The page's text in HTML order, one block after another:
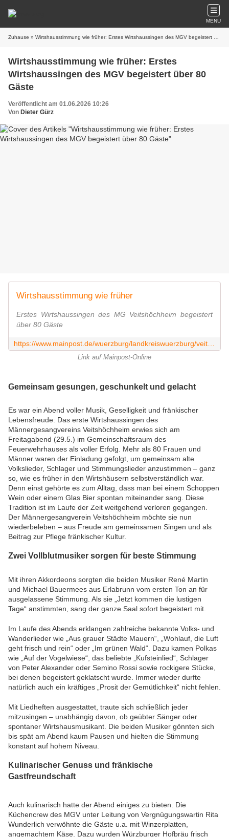
MENU
Zuhause » Wirtshausstimmung wie früher: Erstes Wirtshaussingen des MGV begeistert über 80 Gäste
Wirtshausstimmung wie früher: Erstes
Wirtshaussingen des MGV begeistert über 80
Gäste
Veröffentlicht am 01.06.2026 10:26
Von Dieter Gürz
Wirtshausstimmung wie früher
Erstes Wirtshaussingen des MG Veitshöchheim begeistert
über 80 Gäste
Link auf Mainpost-Online
Gemeinsam gesungen, geschunkelt und gelacht
Es war ein Abend voller Musik, Geselligkeit und fränkischer
Lebensfreude: Das erste Wirtshaussingen des
Männergesangvereins Veitshöchheim erwies sich am
Freitagabend (29.5.) im Gemeinschaftsraum des
Feuerwehrhauses als voller Erfolg. Mehr als 80 Frauen und
Männer waren der Einladung gefolgt, um gemeinsam alte
Volkslieder, Schlager und Stimmungslieder anzustimmen – ganz
so, wie es früher in den Wirtshäusern selbstverständlich war.
Denn einst gehörte es zum Alltag, dass man bei einem Schoppen
Wein oder einem Glas Bier spontan miteinander sang. Diese
Tradition ist im Laufe der Zeit weitgehend verloren gegangen.
Der Männergesangverein Veitshöchheim möchte sie nun
wiederbeleben – aus Freude am gemeinsamen Singen und als
Beitrag zur Pflege fränkischer Kultur.
Zwei Vollblutmusiker sorgen für beste Stimmung
Mit ihren Akkordeons sorgten die beiden Musiker René Martin
und Michael Bauermees aus Erlabrunn vom ersten Ton an für
ausgelassene Stimmung. Als sie „Jetzt kommen die lustigen
Tage“ anstimmten, sang der ganze Saal sofort begeistert mit.
Im Laufe des Abends erklangen zahlreiche bekannte Volks- und
Wanderlieder wie „Aus grauer Städte Mauern“, „Wohlauf, die Luft
geht frisch und rein“ oder „Im grünen Wald“. Dazu kamen Polkas
wie „Auf der Vogelwiese“, das beliebte „Kufsteinlied“, Schlager
von Peter Alexander oder Semino Rossi sowie rockigere Stücke,
bei denen begeistert geklatscht wurde. Immer wieder durfte
natürlich auch ein kräftiges „Prosit der Gemütlichkeit“ nicht fehlen.
Mit Liedheften ausgestattet, traute sich schließlich jeder
mitzusingen – unabhängig davon, ob geübter Sänger oder
spontaner Wirtshausmusikant. Die beiden Musiker gönnten sich
bis spät am Abend kaum Pausen und hielten die Stimmung
konstant auf hohem Niveau.
Kulinarischer Genuss und fränkische
Gastfreundschaft
Auch kulinarisch hatte der Abend einiges zu bieten. Die
Küchencrew des MGV unter Leitung von Vergnügungswartin Rita
Wunderlich verwöhnte die Gäste u.a. mit Winzerplatten,
angemachtem Käse. Dazu wurden Würzburger Hofbräu frisch